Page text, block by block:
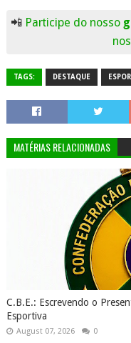
📲 Participe do nosso
TAGS: DESTAQUE
MATÉRIAS RELACIONADAS
C.B.E.: Escrevendo o
Esportiva
August 07, 2026 0